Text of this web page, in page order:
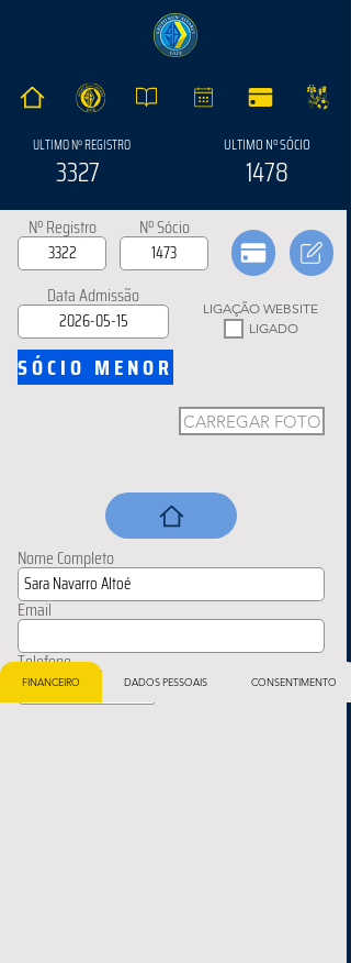
ULTIMO Nº REGISTRO
3327
ULTIMO Nº SÓCIO
1478
Nº Registro Nº Sócio
Data Admissão
LIGAÇÃO WEBSITE
LIGADO
SÓCIO MENOR
CARREGAR FOTO
Nome Completo
Email
Telefone
FINANCEIRO DADOS PESSOAIS CONSENTIMENTO